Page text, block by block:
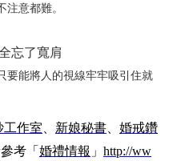
意都難。
忘了寬肩
能將人的視線牢牢吸引住就
工作室 新娘秘書
婚戒鑽
考「 婚禮情報 」 http://ww